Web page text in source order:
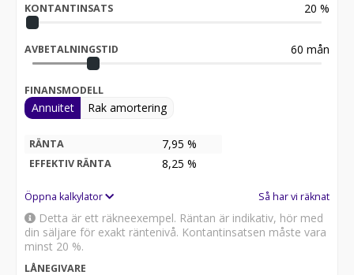
KONTANTINSATS 20 %
AVBETALNINGSTID 60 mån
FINANSMODELL
Annuitet Rak amortering
RÄNTA 7,95 %
EFFEKTIV RÄNTA 8,25 %
Öppna kalkylator Så har vi räknat
Detta är ett räkneexempel. Räntan är indikativ, hör med
din säljare för exakt räntenivå. Kontantinsatsen måste vara
minst 20 %.
LÅNEGIVARE